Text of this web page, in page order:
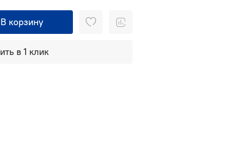
В корзину
в 1 клик